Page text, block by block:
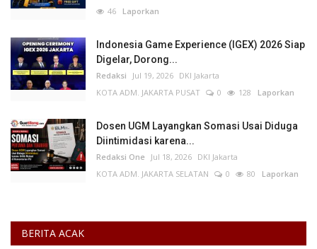
46 Laporkan
Indonesia Game Experience (IGEX) 2026 Siap
Digelar, Dorong...
Redaksi Jul 19, 2026 DKI Jakarta
KOTA ADM. JAKARTA PUSAT
0 128 Laporkan
Dosen UGM Layangkan Somasi Usai Diduga
Diintimidasi karena...
Redaksi One Jul 18, 2026 DKI Jakarta
KOTA ADM. JAKARTA SELATAN
0 80 Laporkan
BERITA ACAK